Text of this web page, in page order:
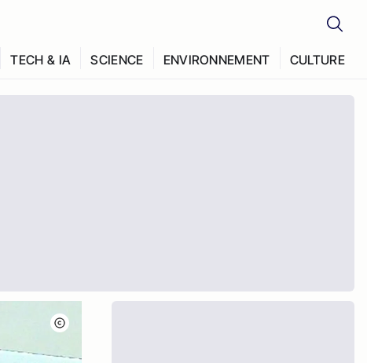
TECH & IA SCIENCE ENVIRONNEMENT CULTURE